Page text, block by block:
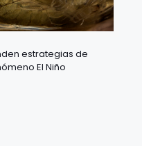
estrategias de
El Niño